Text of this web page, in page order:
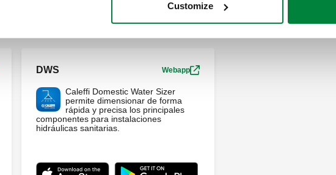
Customize
DWS Webapp
Caleffi Domestic Water Sizer
permite dimensionar de forma
rápida y precisa los principales
componentes para instalaciones
hidráulicas sanitarias.